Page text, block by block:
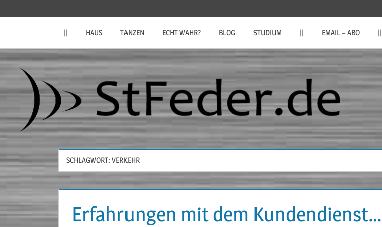
StFeder.de
|| HAUS TANZEN ECHT WAHR? BLOG STUDIUM || EMAIL – ABO ||
SCHLAGWORT: VERKEHR
Erfahrungen mit dem Kundendienst…